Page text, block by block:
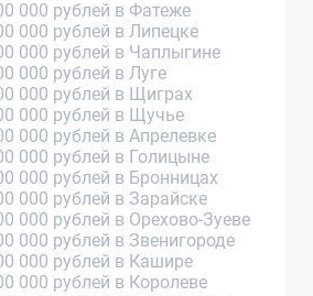
000 рублей в Фатеже
000 рублей в Липецке
000 рублей в Чаплыгине
000 рублей в Луге
000 рублей в Щиграх
000 рублей в Щучье
000 рублей в Апрелевке
000 рублей в Голицыне
000 рублей в Бронницах
000 рублей в Зарайске
000 рублей в Орехово-Зуеве
000 рублей в Звенигороде
000 рублей в Кашире
000 рублей в Королеве